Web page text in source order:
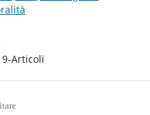
Articoli